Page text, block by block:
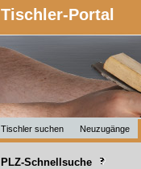
Tischler-Portal
Tischler suchen Neuzugänge
PLZ-Schnellsuche